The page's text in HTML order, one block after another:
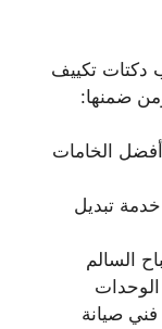
دكتات تكييف
ضمنها:
الخامات
تبديل
السالم
الوحدات
فني صيانة